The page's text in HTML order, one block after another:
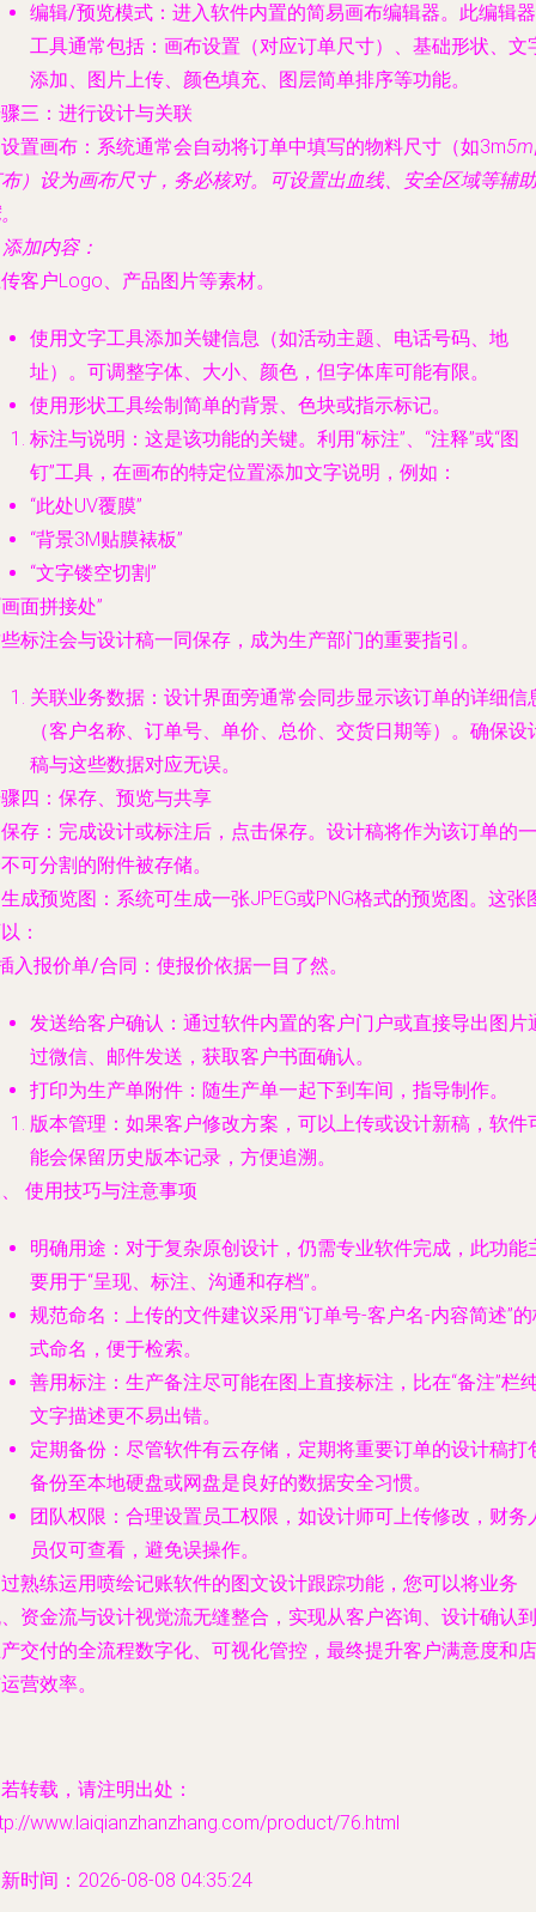
编辑/预览模式 ：进入软件内置的简易画布编辑器。此编辑器
工具通常包括：画布设置（对应订单尺寸）、基础形状、文
添加、图片上传、颜色填充、图层简单排序等功能。
三：进行设计与关联
设置画布 ：系统通常会自动将订单中填写的物料尺寸（如3m
）设为画布尺寸，务必核对。可设置出血线、安全区域等辅助
添加内容：
客户Logo、产品图片等素材。
使用文字工具添加关键信息（如活动主题、电话号码、地
址）。可调整字体、大小、颜色，但字体库可能有限。
使用形状工具绘制简单的背景、色块或指示标记。
标注与说明 ：这是该功能的关键。利用“标注”、“注释”或“图
钉”工具，在画布的特定位置添加文字说明，例如：
“此处UV覆膜”
“背景3M贴膜裱板”
“文字镂空切割”
面拼接处”
标注会与设计稿一同保存，成为生产部门的重要指引。
关联业务数据 ：设计界面旁通常会同步显示该订单的详细信
（客户名称、订单号、单价、总价、交货日期等）。确保设
稿与这些数据对应无误。
四：保存、预览与共享
保存 ：完成设计或标注后，点击保存。设计稿将作为该订单的一
可分割的附件被存储。
生成预览图 ：系统可生成一张JPEG或PNG格式的预览图。这张
：
入报价单/合同 ：使报价依据一目了然。
发送给客户确认 ：通过软件内置的客户门户或直接导出图片
过微信、邮件发送，获取客户书面确认。
打印为生产单附件 ：随生产单一起下到车间，指导制作。
版本管理 ：如果客户修改方案，可以上传或设计新稿，软件
能会保留历史版本记录，方便追溯。
使用技巧与注意事项
明确用途 ：对于复杂原创设计，仍需专业软件完成，此功能
要用于“呈现、标注、沟通和存档”。
规范命名 ：上传的文件建议采用“订单号-客户名-内容简述”
式命名，便于检索。
善用标注 ：生产备注尽可能在图上直接标注，比在“备注”栏
文字描述更不易出错。
定期备份 ：尽管软件有云存储，定期将重要订单的设计稿打
备份至本地硬盘或网盘是良好的数据安全习惯。
团队权限 ：合理设置员工权限，如设计师可上传修改，财务
员仅可查看，避免误操作。
熟练运用喷绘记账软件的图文设计跟踪功能，您可以将业务
资金流与设计视觉流无缝整合，实现从客户咨询、设计确认到
交付的全流程数字化、可视化管控，最终提升客户满意度和店
营效率。
转载，请注明出处：
www.laiqianzhanzhang.com/product/76.html
时间：2026-08-08 04:35:24